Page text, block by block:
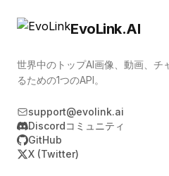
5000文字、ネガティブプロ
です。
EvoLink.AI
世界中のトップAI画像、動画、チ
るための1つのAPI。
support@evolink.ai
Discordコミュニティ
GitHub
X (Twitter)